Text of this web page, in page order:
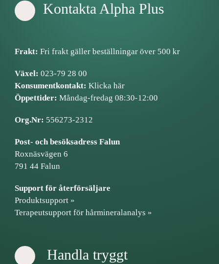
Kontakta Alpha Plus
Frakt: Fri frakt gäller beställningar över 500 kr
Växel: 023-79 28 00
Konsumentkontakt: Klicka här
Öppettider: Måndag-fredag 08:30-12:00
Org.Nr: 556273-2312
Post- och besöksadress Falun
Roxnäsvägen 6
791 44 Falun
Support för återförsäljare
Produktsupport »
Terapeutsupport för hårmineralanalys »
Handla tryggt